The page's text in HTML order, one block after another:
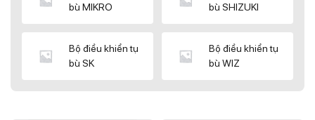
bù MIKRO
bù SHIZUKI
Bộ điều khiển tụ
bù SK
Bộ điều khiển tụ
bù WIZ